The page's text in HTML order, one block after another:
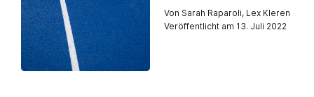
Von Sarah Raparoli, Lex Kleren
Veröffentlicht am 13. Juli 2022